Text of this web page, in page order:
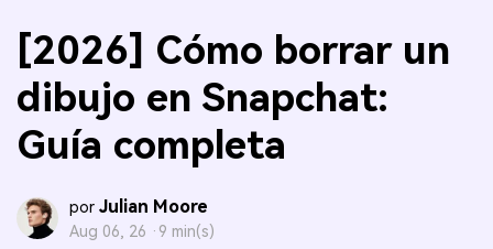
[2026] Cómo borrar un
dibujo en Snapchat:
Guía completa
por Julian Moore
Aug 06, 26 · 9 min(s)